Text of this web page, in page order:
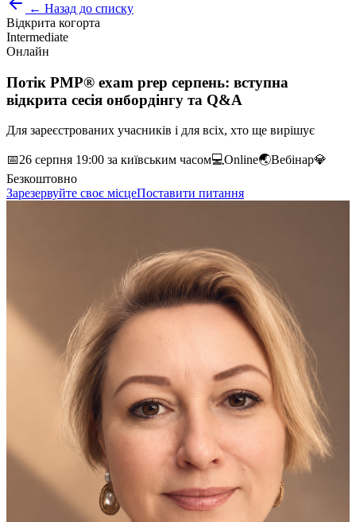
← Назад до списку
Відкрита когорта
Intermediate
Онлайн
Потік PMP® exam prep серпень: вступна
відкрита сесія онбордінгу та Q&A
Для зареєстрованих учасників і для всіх, хто ще вирішує
📅26 серпня 19:00 за київським часом💻Online🌏Вебінар💎
Безкоштовно
Зарезервуйте своє місцеПоставити питання